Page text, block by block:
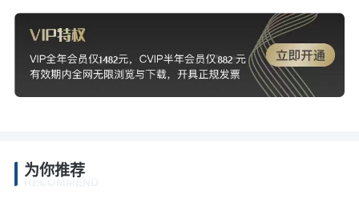
为你推荐